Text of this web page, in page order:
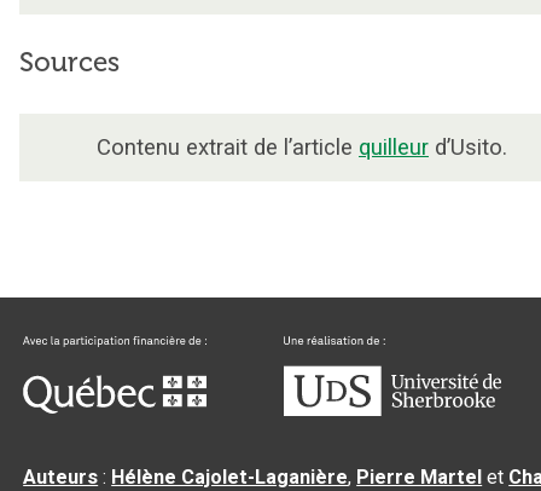
Sources
Contenu extrait de l’article quilleur d’Usito.
Auteurs : Hélène Cajolet-Laganière, Pierre Martel et